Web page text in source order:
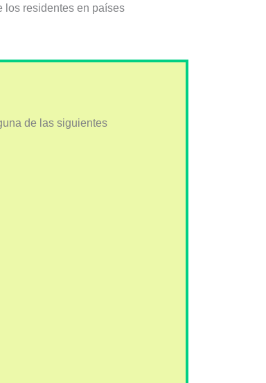
los residentes en países
de las siguientes